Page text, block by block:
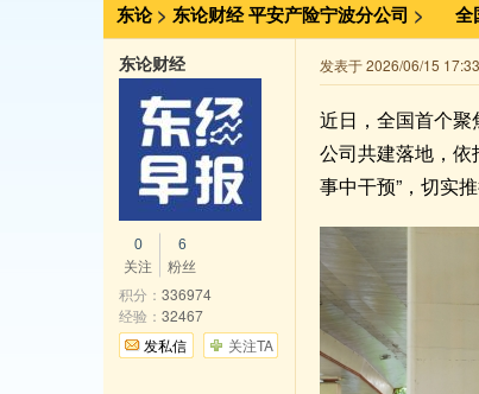
东论 > 东论财经平安产险宁波分公司 >
全
发表于 2026/06/15
近日，全国首个聚
公司共建落地，依
事中干预”，切实
东论财经
0
关注
6
粉丝
积分： 336974
经验： 32467
发私信
关注TA